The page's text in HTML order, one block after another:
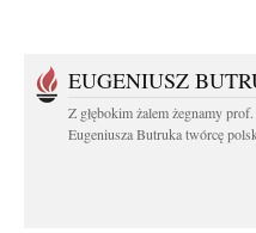
EUGENIUSZ
Z głębokim żalem żegnamy
Eugeniusza Butruka twórcę